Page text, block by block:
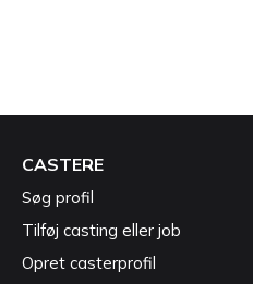
CASTERE
Søg profil
Tilføj casting eller job
Opret casterprofil